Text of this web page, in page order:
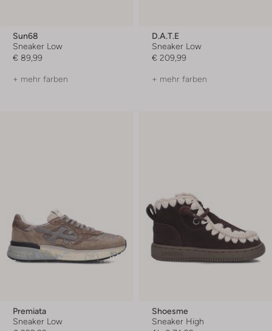
Sun68
Sneaker Low
€ 89,99
+ mehr farben
D.a.t.e
Sneaker Low
€ 209,99
+ mehr farben
Premiata
Sneaker Low
Shoesme
Sneaker High